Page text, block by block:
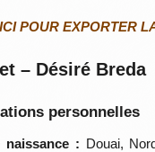
POUR EXPORTER
– Désiré Breda
personnelles
naissance : Douai,